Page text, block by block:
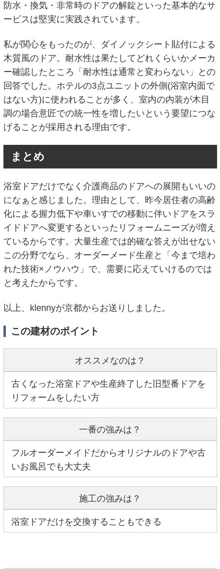
防水・換気・非常時のドアの解錠といった基本的なサ
ービスは堅実に実践されています。
私が関心をもったのが、ダイノックシート貼付による
木質風のドア。耐水性は果たしてどれくらいかメーカ
ー確認したところ「耐水性は通常と変わらない」との
回答でした。ホテルの3点ユニットの外側(浴室内面で
はない方)に使われることが多く、室内の内装が木目
調の場合意匠での統一性を増したいという要望につな
げることが採用される理由です。
まとめ
浴室ドアだけでなく介護商品のドアへの展開もいいの
になぁと感じました。理由として、昨今居住者の高齢
化による握力低下や車いすでの移動に伴いドアをスラ
イドドアへ変更するといったリフォームニーズが増え
ているからです。大量生産では的確な答えが出せない
この分野でなら、オーダーメード生産と「今まで培わ
れた技術×ノウハウ」で、需要に応えていけるのでは
と考えたからです。
以上、klennyが京都からお送りしました。
この建材のポイント
オススメなのは？
古くなった浴室ドアや生産終了した旧型番ドアを
リフォームをしたい方
一番の強みは？
フルオーダーメイドだからオリジナルのドアや古
いお風呂でも大丈夫
施工の強みは？
浴室ドアだけを交換することもできる